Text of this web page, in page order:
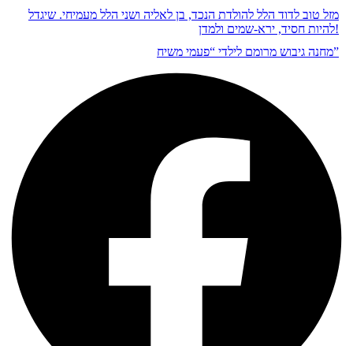
מזל טוב לדוד הלל להולדת הנכד, בן לאליה ושני הלל מעמיחי. שיגדל
להיות חסיד, ירא-שמים ולמדן!
מחנה גיבוש מרומם לילדי “פעמי משיח”